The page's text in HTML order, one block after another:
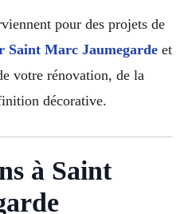
pour des projets de
Saint Marc Jaumegarde et
votre rénovation, de la
décorative.
à Saint